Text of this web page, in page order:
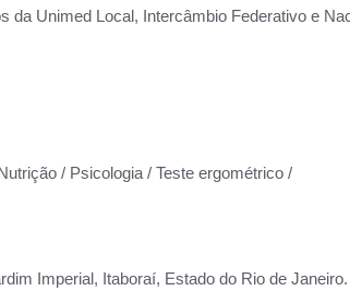
da Unimed Local, Intercâmbio Federativo e
/ Psicologia / Teste ergométrico /
Imperial, Itaboraí, Estado do Rio de Janeiro.